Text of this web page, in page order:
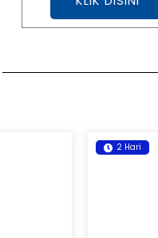
2 Hari